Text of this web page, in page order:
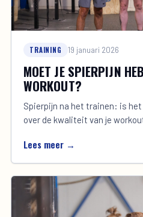
TRAINING 19 januari 2026
MOET JE SPIERPIJN
WORKOUT?
Spierpijn na het trainen: is
over de kwaliteit van je
Lees meer →